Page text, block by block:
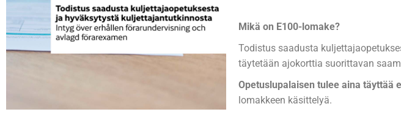
Mikä on E100-lomake?
Todistus saadusta
täytetään ajokorttia suorittavan
Opetuslupalaisen tulee aina täyttää
lomakkeen käsittelyä.